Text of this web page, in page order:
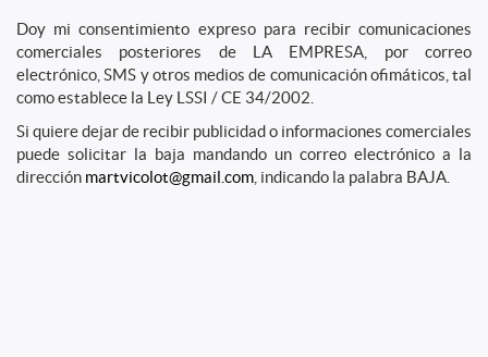
Doy mi consentimiento expreso para recibir comunicaciones
comerciales posteriores de LA EMPRESA, por correo
electrónico, SMS y otros medios de comunicación ofimáticos, tal
como establece la Ley LSSI / CE 34/2002.
Si quiere dejar de recibir publicidad o informaciones comerciales
puede solicitar la baja mandando un correo electrónico a la
dirección martvicolot@gmail.com , indicando la palabra BAJA.